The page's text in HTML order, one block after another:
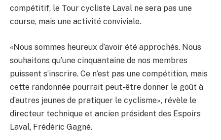
compétitif, le Tour cycliste Laval ne sera pas une
course, mais une activité conviviale.
«Nous sommes heureux d’avoir été approchés. Nous
souhaitons qu’une cinquantaine de nos membres
puissent s’inscrire. Ce n’est pas une compétition, mais
cette randonnée pourrait peut-être donner le goût à
d’autres jeunes de pratiquer le cyclisme», révèle le
directeur technique et ancien président des Espoirs
Laval, Frédéric Gagné.